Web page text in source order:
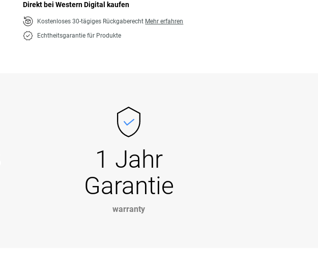
Direkt bei Western Digital kaufen
Kostenloses 30-tägiges Rückgaberecht Mehr erfahren
Echtheitsgarantie für Produkte
1 Jahr
Garantie
warranty